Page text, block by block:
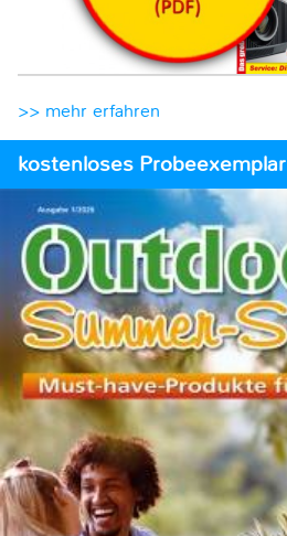
>> mehr erfahren
kostenloses Probeexemplar